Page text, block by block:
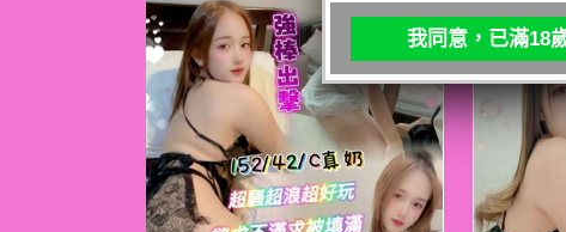
我同意，已滿18